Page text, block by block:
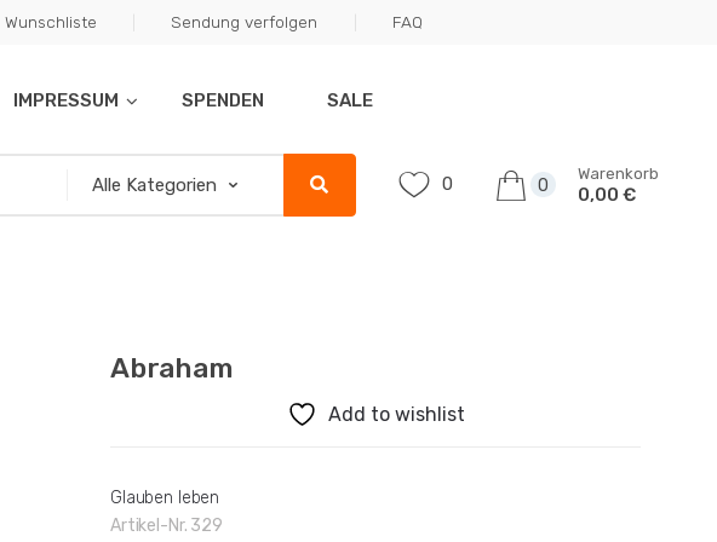
Wunschliste Sendung verfolgen FAQ
IMPRESSUM SPENDEN SALE
0 0
Warenkorb
0,00 €
Abraham
Add to wishlist
Glauben leben
Artikel-Nr. 329